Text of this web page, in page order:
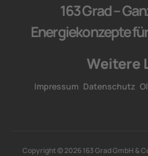
163 Grad –
Energiekonzepte
Weitere
Impressum Datenschutz
Copyright © 2026 163 Grad GmbH &